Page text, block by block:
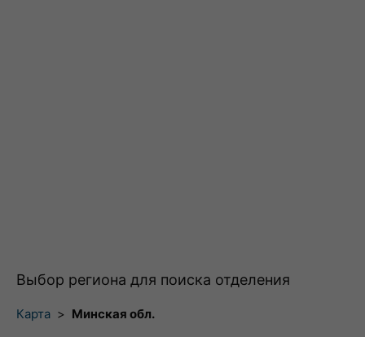
Выбор региона для поиска отделения
Карта > Минская обл.